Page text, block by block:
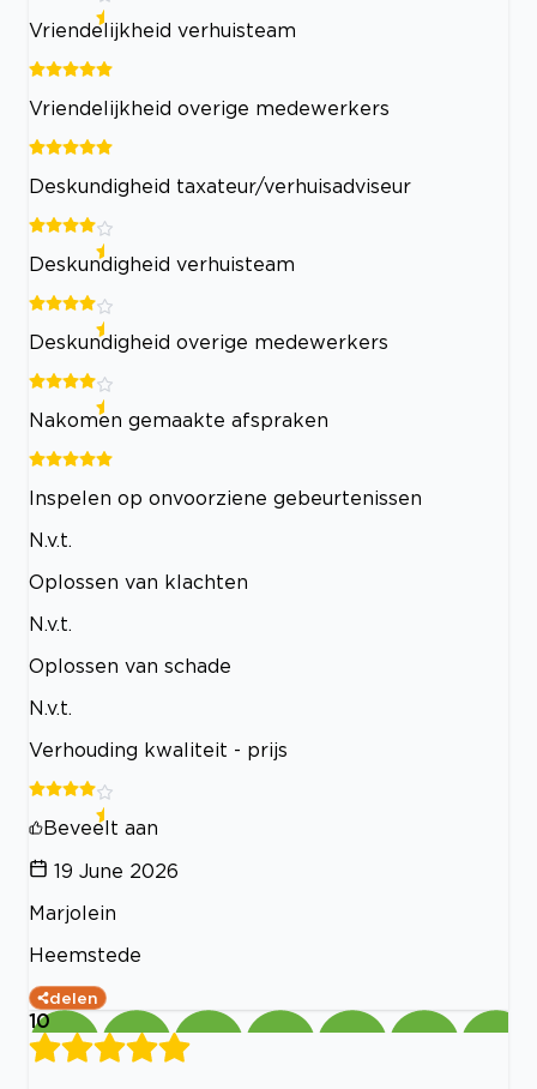
Vriendelijkheid verhuisteam
Vriendelijkheid overige medewerkers
Deskundigheid taxateur/verhuisadviseur
Deskundigheid verhuisteam
Deskundigheid overige medewerkers
Nakomen gemaakte afspraken
Inspelen op onvoorziene gebeurtenissen
N.v.t.
Oplossen van klachten
N.v.t.
Oplossen van schade
N.v.t.
Verhouding kwaliteit - prijs
Beveelt aan
19 June 2026
Marjolein
Heemstede
delen
10